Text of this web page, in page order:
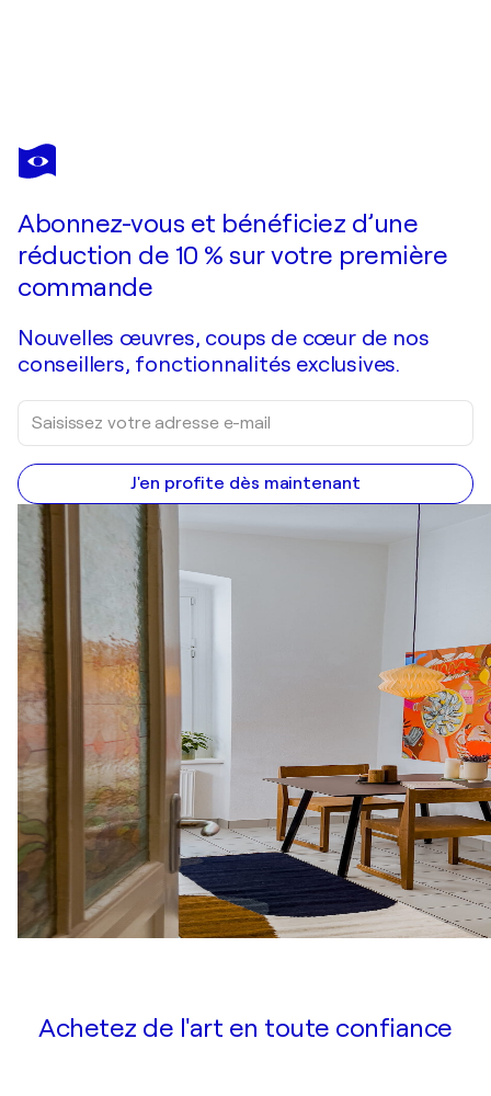
MARC DANIEL
J'en pince pour toi
Abonnez-vous et bénéficiez d’une
réduction de 10 % sur votre première
commande
Nouvelles œuvres, coups de cœur de nos
conseillers, fonctionnalités exclusives.
J'en profite dès maintenant
Achetez de l'art en toute confiance